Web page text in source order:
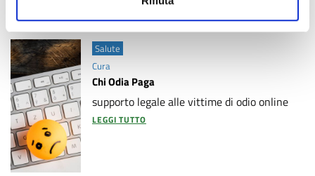
Salute
Cura
Chi Odia Paga
supporto legale alle vittime di odio online
LEGGI TUTTO